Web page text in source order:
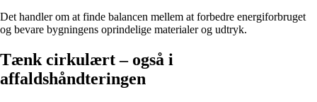
Det handler om at finde balancen mellem at forbedre energiforbruget
og bevare bygningens oprindelige materialer og udtryk.
Tænk cirkulært – også i
affaldshåndteringen